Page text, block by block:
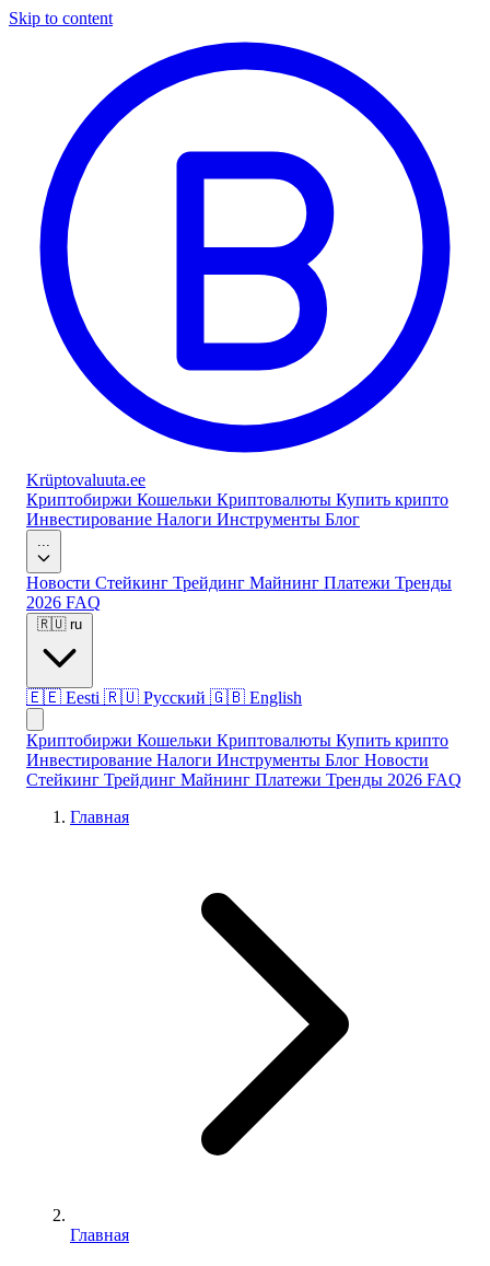
Skip to content
Krüptovaluuta.ee
Криптобиржи Кошельки Криптовалюты Купить крипто
Инвестирование Налоги Инструменты Блог
Новости Стейкинг Трейдинг Майнинг Платежи Тренды
2026 FAQ
🇷🇺 ru
🇪🇪 Eesti 🇷🇺 Русский 🇬🇧 English
Криптобиржи Кошельки Криптовалюты Купить крипто
Инвестирование Налоги Инструменты Блог Новости
Стейкинг Трейдинг Майнинг Платежи Тренды 2026 FAQ
Главная
Главная